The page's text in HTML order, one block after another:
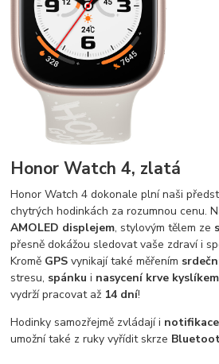
Honor Watch 4, zlatá
Honor Watch 4 dokonale plní naši
chytrých hodinkách za rozumnou cenu.
AMOLED displejem, stylovým tělem ze
přesně dokážou sledovat vaše zdraví i
Kromě GPS vynikají také měřením
stresu, spánku i nasycení krve kyslíkem
vydrží pracovat až 14 dní!
Hodinky samozřejmě zvládají i notifikace
umožní také z ruky vyřídit skrze